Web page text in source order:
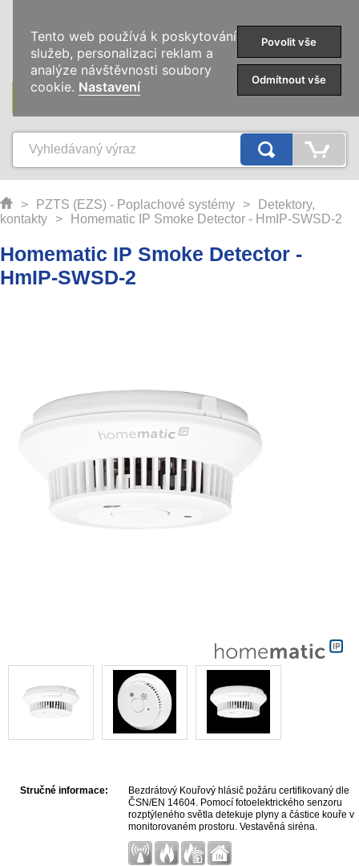
KATEGORIE
> PZTS (EZS) - Poplachové systémy >
Detektory,
kontakty
> Homematic IP Smoke Detector - HmIP-SWSD-2
Homematic IP Smoke Detector -
HmIP-SWSD-2
Stručné informace:
Bezdrátový Kouřový hlásič požáru certifikovaný dle
ČSN/EN 14604. Pomocí fotoelektrického senzoru
rozptýleného světla detekuje plyny a částice kouře v
monitorovaném prostoru. Vestavěná siréna.
Nouzové LED osvětlení. Provoz lithiové baterie - 10
let.
Tento web používá k poskytování
služeb, personalizaci reklam a
analýze návštěvnosti soubory
cookie. Nastavení
Povolit vše
Odmítnout vše